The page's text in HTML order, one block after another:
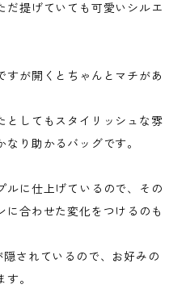
だ提げていても可愛いシルエ
すが開くとちゃんとマチがあ
としてもスタイリッシュな雰
り助かるバッグです。
ルに仕上げているので、その
に合わせた変化をつけるのも
されているので、お好みの
。